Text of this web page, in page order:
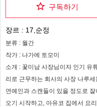
구독하기
장르 : 17,순정
분류 : 월간
작가 : 나가에 토모미
소개 : 꽃미남 사장님이자 인기 유튜버!
리로 근무하는 회사의 사장 나루
연예인과 스캔들이 있을 정도로
오기 시작하고, 아유코 집에서 요